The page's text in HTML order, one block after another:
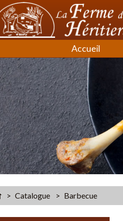
Accueil
AccueilCatalogue Barbecue